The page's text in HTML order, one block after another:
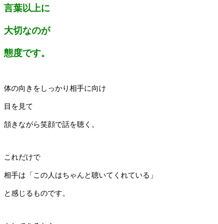
言葉以上に
大切なのが
態度です。
体の向きをしっかり相手に向け
目を見て
頷きながら笑顔で話を聴く。
これだけで
相手は「この人はちゃんと聴いてくれている」
と感じるものです。